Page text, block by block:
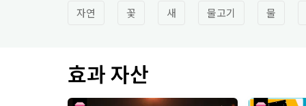
자연 꽃 새 물고기 물
효과 자산